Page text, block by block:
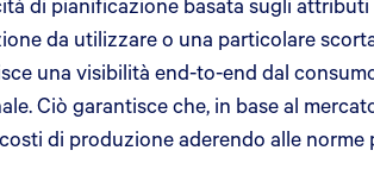
da utilizzare o una particolare
una visibilità end-to-end dal
Ciò garantisce che, in base al
di produzione aderendo alle norme